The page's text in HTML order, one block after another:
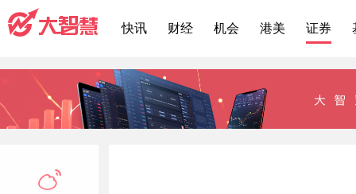
快讯 财经 机会 港美 证券